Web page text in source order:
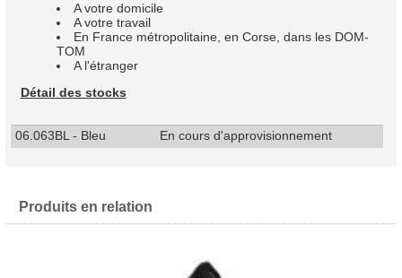
A votre domicile
A votre travail
En France métropolitaine, en Corse, dans les DOM-
TOM
A l'étranger
Détail des stocks
06.063BL - Bleu En cours d'approvisionnement
Produits en relation